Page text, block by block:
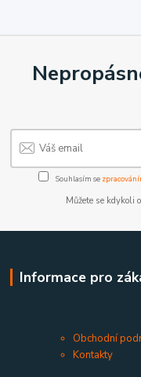
Souhlasím se
Můžete se
Informace pro
Obchodní
Kontakty